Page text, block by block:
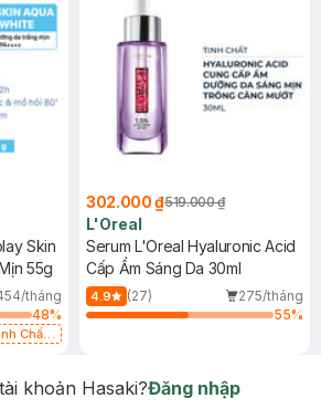
Skin
55g
tháng
48%
Chất
302.000 ₫519.000 ₫
L'Oreal
Serum L'Oreal Hyaluronic Acid
Cấp Ẩm Sáng Da 30ml
4.9 (27)
275/tháng
55%
khoản Hasaki?Đăng nhập